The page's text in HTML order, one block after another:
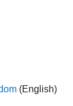
(English)